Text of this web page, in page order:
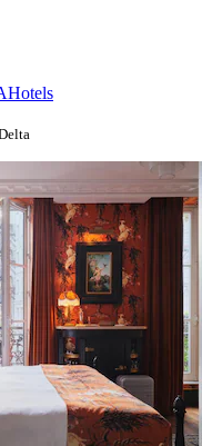
Hotels